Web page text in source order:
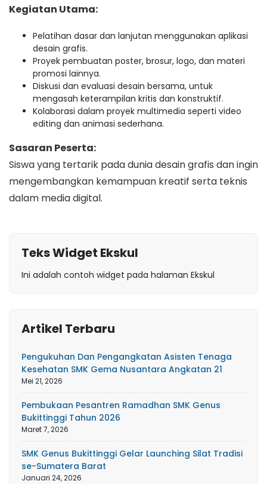
Kegiatan Utama:
Pelatihan dasar dan lanjutan menggunakan aplikasi
desain grafis.
Proyek pembuatan poster, brosur, logo, dan materi
promosi lainnya.
Diskusi dan evaluasi desain bersama, untuk
mengasah keterampilan kritis dan konstruktif.
Kolaborasi dalam proyek multimedia seperti video
editing dan animasi sederhana.
Sasaran Peserta:
Siswa yang tertarik pada dunia desain grafis dan ingin
mengembangkan kemampuan kreatif serta teknis
dalam media digital.
Teks Widget Ekskul
Ini adalah contoh widget pada halaman Ekskul
Artikel Terbaru
Pengukuhan Dan Pengangkatan Asisten Tenaga
Kesehatan SMK Gema Nusantara Angkatan 21
Mei 21, 2026
Pembukaan Pesantren Ramadhan SMK Genus
Bukittinggi Tahun 2026
Maret 7, 2026
SMK Genus Bukittinggi Gelar Launching Silat Tradisi
se-Sumatera Barat
Januari 24, 2026